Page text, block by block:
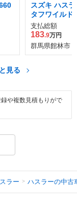
スズキ ハス
タフワイルド
支払総額
183.9万円
群馬県館林市
見る
や複数見積もりがで
ラー ハスラーの中古